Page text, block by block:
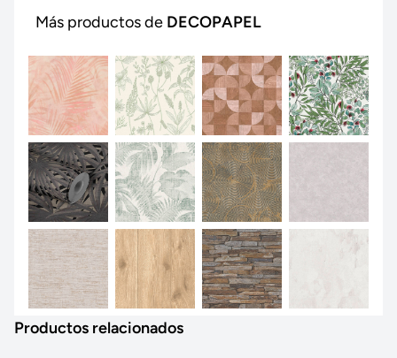
Más productos de DECOPAPEL
Productos relacionados